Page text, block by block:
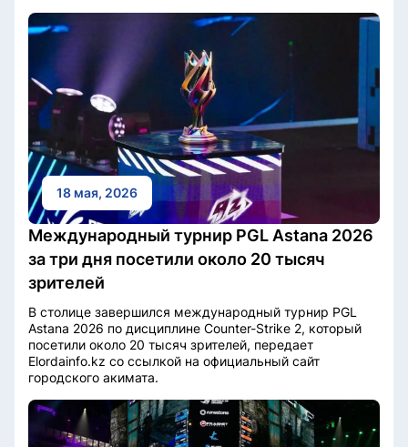
Видео
Мир
Послание
Служба Комплаенс
Служу стране
18 мая, 2026
Международный турнир PGL Astana 2026
за три дня посетили около 20 тысяч
зрителей
В столице завершился международный турнир PGL
Astana 2026 по дисциплине Counter-Strike 2, который
посетили около 20 тысяч зрителей, передает
Elordainfo.kz со ссылкой на официальный сайт
городского акимата.